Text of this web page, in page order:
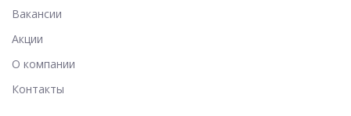
Вакансии
Акции
О компании
Контакты